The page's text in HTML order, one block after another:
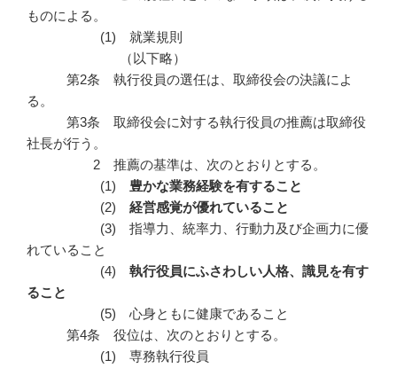
ものによる。
(1) 就業規則
（以下略）
第2条 執行役員の選任は、取締役会の決議によ
る。
第3条 取締役会に対する執行役員の推薦は取締役
社長が行う。
2 推薦の基準は、次のとおりとする。
(1) 豊かな業務経験を有すること
(2) 経営感覚が優れていること
(3) 指導力、統率力、行動力及び企画力に優
れていること
(4) 執行役員にふさわしい人格、識見を有す
ること
(5) 心身ともに健康であること
第4条 役位は、次のとおりとする。
(1) 専務執行役員